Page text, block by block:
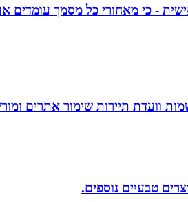
- כי מאחורי כל מסמך
וועדת תיירות שימור אתרים
טבעיים נוספים.